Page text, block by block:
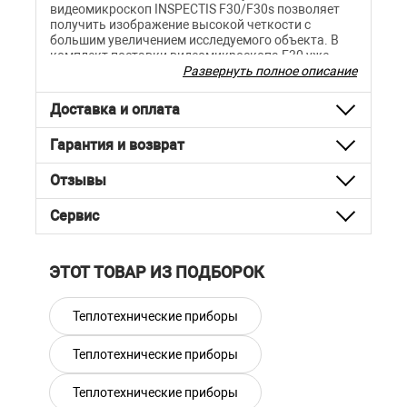
видеомикроскоп INSPECTIS F30/F30s позволяет
получить изображение высокой четкости с
большим увеличением исследуемого объекта. В
комплект поставки видеомикроскопа F30 уже
входит штатив с интегрированный подсветкой.
предполагает, что вы можете выбрать
необходимый штатив, в зависимости от вашей
задачи.
Основные технические
характеристики HD-012-L
Видеомикроскоп FF30-L
Артикул: HD-012-L
Бренд: Inspectis (Швеция)
Габариты: 395х240х360мм (со штативом)
Вес: 4.5кг (со штативом)
Комплектация: Камера на штативе
Развернуть полное описание
Доставка и оплата
Гарантия и возврат
Отзывы
Сервис
ЭТОТ ТОВАР ИЗ ПОДБОРОК
Теплотехнические приборы
Теплотехнические приборы
Теплотехнические приборы